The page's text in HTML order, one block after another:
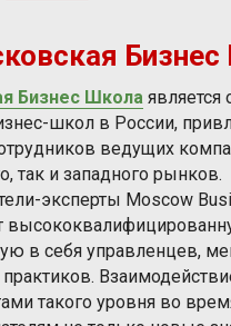
Бизнес Школа является
школ в России,
ведущих
так и западного рынков.
эксперты Moscow
в себя управленцев,
такого уровня во